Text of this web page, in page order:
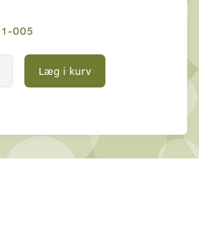
005
Læg i kurv